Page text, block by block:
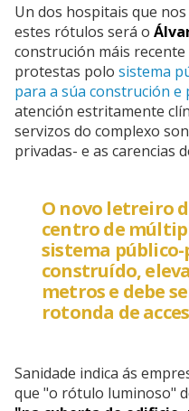
Un dos hospitais que
estes rótulos será o
construción máis
protestas polo sistema
para a súa construción e
atención estritamente
servizos do complexo
privadas- e as carencias
O novo letreiro
centro de
sistema
construído,
metros e debe
rotonda de
Sanidade indica ás
que "o rótulo luminoso"